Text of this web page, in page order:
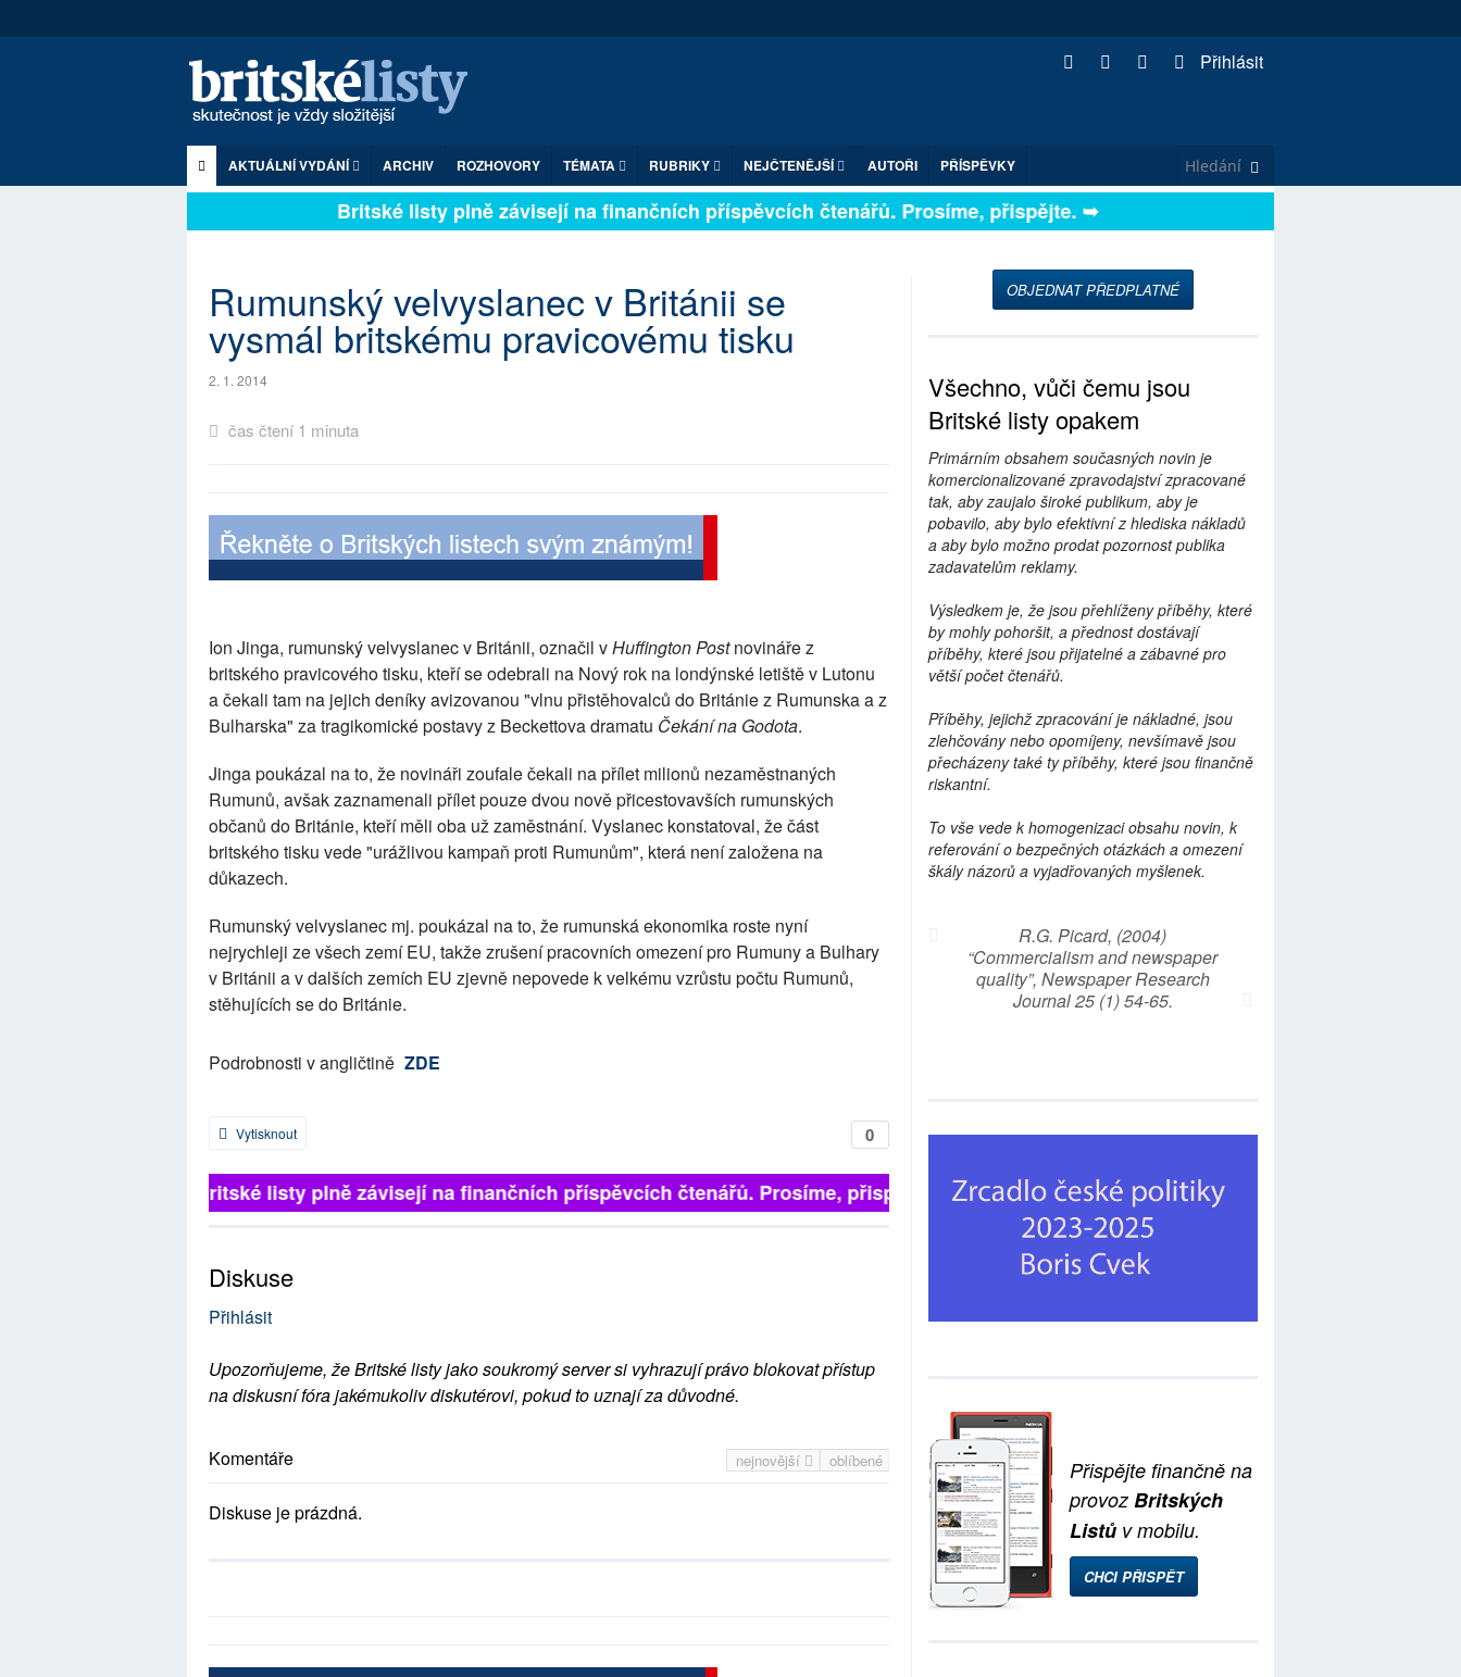
Přihlásit
AKTUÁLNÍ VYDÁNÍ ARCHIV ROZHOVORY TÉMATA RUBRIKY NEJČTENĚJŠÍ AUTOŘI PŘÍSPĚVKY
Britské listy plně závisejí na finančních příspěvcích čtenářů. Prosíme, přispějte. ➥
Rumunský velvyslanec v Británii se
vysmál britskému pravicovému tisku
2. 1. 2014
čas čtení 1 minuta
Ion Jinga, rumunský velvyslanec v Británii, označil vHuffington Postnovináře z
britského pravicového tisku, kteří se odebrali na Nový rok na londýnské letiště v Lutonu
a čekali tam na jejich deníky avizovanou "vlnu přistěhovalců do Británie z Rumunska a z
Bulharska" za tragikomické postavy z Beckettova dramatu Čekání na Godota.
Jinga poukázal na to, že novináři zoufale čekali na přílet milionů nezaměstnaných
Rumunů, avšak zaznamenali přílet pouze dvou nově přicestovavších rumunských
občanů do Británie, kteří měli oba už zaměstnání. Vyslanec konstatoval, že část
britského tisku vede "urážlivou kampaň proti Rumunům", která není založena na
důkazech.
Rumunský velvyslanec mj. poukázal na to, že rumunská ekonomika roste nyní
nejrychleji ze všech zemí EU, takže zrušení pracovních omezení pro Rumuny a Bulhary
v Británii a v dalších zemích EU zjevně nepovede k velkému vzrůstu počtu Rumunů,
stěhujících se do Británie.
Podrobnosti v angličtině ZDE
0
Vytisknout
Britské listy plně závisejí na finančních příspěvcích čtenářů. Prosíme, přispějte. ➥
Diskuse
Přihlásit
Upozorňujeme, že Britské listy jako soukromý server si vyhrazují právo blokovat přístup
na diskusní fóra jakémukoliv diskutérovi, pokud to uznají za důvodné.
nejnovější oblíbené
Komentáře
Diskuse je prázdná.
OBJEDNAT PŘEDPLATNÉ
Všechno, vůči čemu jsou
Britské listy opakem
Primárním obsahem současných novin je
komercionalizované zpravodajství zpracované
tak, aby zaujalo široké publikum, aby je
pobavilo, aby bylo efektivní z hlediska nákladů
a aby bylo možno prodat pozornost publika
zadavatelům reklamy.
Výsledkem je, že jsou přehlíženy příběhy, které
by mohly pohoršit, a přednost dostávají
příběhy, které jsou přijatelné a zábavné pro
větší počet čtenářů.
Příběhy, jejichž zpracování je nákladné, jsou
zlehčovány nebo opomíjeny, nevšímavě jsou
přecházeny také ty příběhy, které jsou finančně
riskantní.
To vše vede k homogenizaci obsahu novin, k
referování o bezpečných otázkách a omezení
škály názorů a vyjadřovaných myšlenek.
R.G. Picard, (2004)
“Commercialism and newspaper
quality”, Newspaper Research
Journal 25 (1) 54-65.
Přispějte finančně na
provoz Britských
Listův mobilu.
CHCI PŘISPĚT